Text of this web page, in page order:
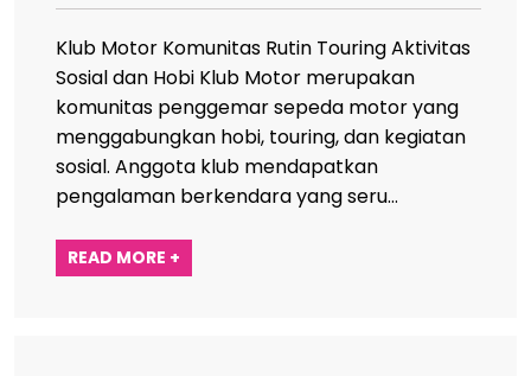
Klub Motor Komunitas Rutin Touring Aktivitas
Sosial dan Hobi Klub Motor merupakan
komunitas penggemar sepeda motor yang
menggabungkan hobi, touring, dan kegiatan
sosial. Anggota klub mendapatkan
pengalaman berkendara yang seru…
READ MORE +